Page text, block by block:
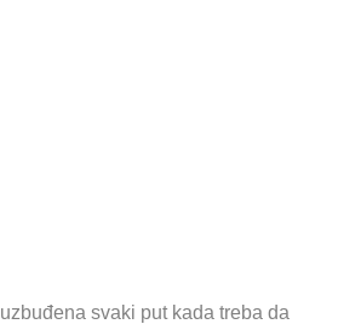
svaki put kada treba da